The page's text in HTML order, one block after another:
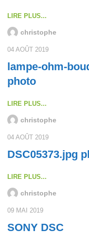
LIRE PLUS...
christophe
04 AOÛT 2019
lampe-ohm-
photo
LIRE PLUS...
christophe
04 AOÛT 2019
DSC05373.jpg
LIRE PLUS...
christophe
09 MAI 2019
SONY DSC